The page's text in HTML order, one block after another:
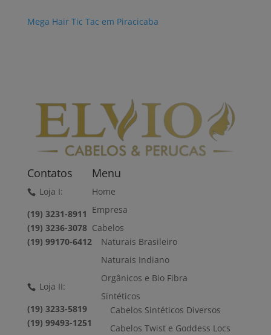
Mega Hair Tic Tac em Piracicaba
Contatos
Loja I:
(19) 3231-8911
(19) 3236-3078
(19) 99170-6412
Loja II:
(19) 3233-5819
(19) 99493-1251
Menu
Home
Empresa
Cabelos
Naturais Brasileiro
Naturais Indiano
Orgânicos e Bio Fibra
Sintéticos
Cabelos Sintéticos Diversos
Cabelos Twist e Goddess Locs